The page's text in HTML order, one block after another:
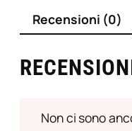
Recensioni (0)
Non ci sono